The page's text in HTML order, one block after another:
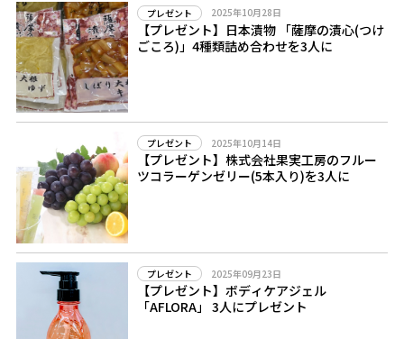
プレゼント 2025年10月28日
【プレゼント】日本漬物 「薩摩の漬心(つけ
ごころ)」4種類詰め合わせを3人に
プレゼント 2025年10月14日
【プレゼント】株式会社果実工房のフルー
ツコラーゲンゼリー(5本入り)を3人に
プレゼント 2025年09月23日
【プレゼント】ボディケアジェル
「AFLORA」 3人にプレゼント